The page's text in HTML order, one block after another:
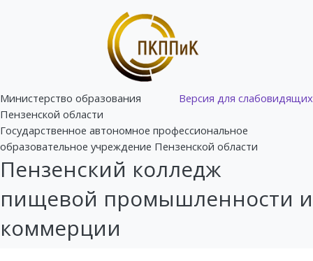
Версия для слабовидящих
Министерство образования
Пензенской области
Государственное автономное профессиональное
образовательное учреждение Пензенской области
Пензенский колледж
пищевой промышленности и
коммерции